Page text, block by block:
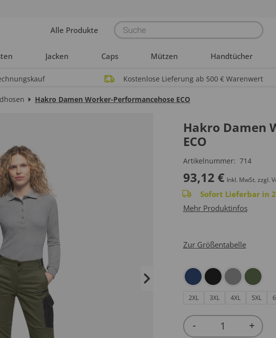
Alle Produkte Products
search
Jacken Caps Mützen Handtücher
Kostenlose Lieferung ab 500 € Warenwert
Hakro Damen Worker-Performancehose ECO
Hakro Damen
ECO
Artikelnummer: 714
93,12 € Inkl. MwSt. zzgl.
Sofort Lieferbar in
Mehr Produktinfos
Zur Größentabelle
2XL 3XL 4XL 5XL
Quantity
- +